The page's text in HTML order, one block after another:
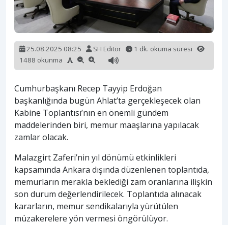
25.08.2025 08:25 SH Editör
1 dk. okuma süresi
1488 okunma
Cumhurbaşkanı Recep Tayyip Erdoğan
başkanlığında bugün Ahlat’ta gerçekleşecek olan
Kabine Toplantısı’nın en önemli gündem
maddelerinden biri, memur maaşlarına yapılacak
zamlar olacak.
Malazgirt Zaferi’nin yıl dönümü etkinlikleri
kapsamında Ankara dışında düzenlenen toplantıda,
memurların merakla beklediği zam oranlarına ilişkin
son durum değerlendirilecek. Toplantıda alınacak
kararların, memur sendikalarıyla yürütülen
müzakerelere yön vermesi öngörülüyor.